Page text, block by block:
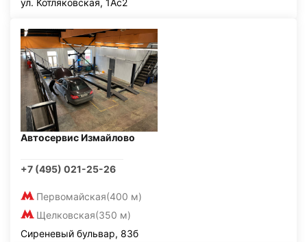
ул. Котляковская, 1Ас2
Автосервис Измайлово
+7 (495) 021-25-26
Первомайская(400 м)
Щелковская(350 м)
Сиреневый бульвар, 83б